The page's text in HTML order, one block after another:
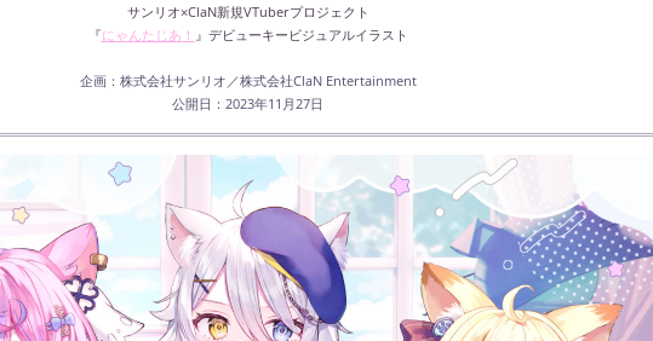
サンリオ×ClaN新規VTuberプロジェクト
『にゃんたじあ！ 』デビューキービジュアルイラスト
企画：株式会社サンリオ／株式会社ClaN Entertainment
公開日：2023年11月27日